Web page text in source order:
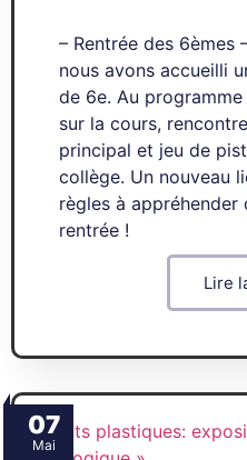
– Rentrée des 6èmes
nous avons accueilli
de 6e. Au
sur la cours,
principal et jeu de
collège. Un nouveau
règles à
rentrée !
Lire
07
Mai